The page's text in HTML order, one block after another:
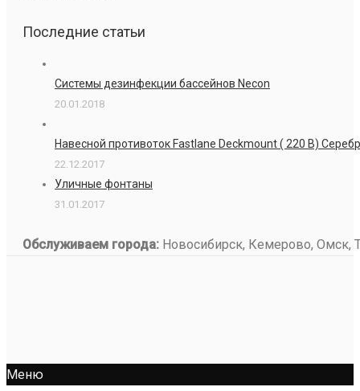
Последние статьи
Системы дезинфекции бассейнов Necon
20.01.2018
Навесной противоток Fastlane Deckmount ( 220 В)
22.12.2017
Уличные фонтаны
31.01.2017
Обслуживаем города: Новосибирск, Кемерово, Омск,
Меню